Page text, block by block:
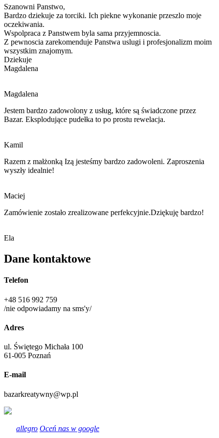
Szanowni Panstwo,
Bardzo dziekuje za torciki. Ich piekne wykonanie przeszlo moje
oczekiwania.
Wspolpraca z Panstwem byla sama przyjemnoscia.
Z pewnoscia zarekomenduje Panstwa uslugi i profesjonalizm moim
wszystkim znajomym.
Dziekuje
Magdalena
Magdalena
Jestem bardzo zadowolony z usług, które są świadczone przez
Bazar. Eksplodujące pudełka to po prostu rewelacja.
Kamil
Razem z małżonką Izą jesteśmy bardzo zadowoleni. Zaproszenia
wyszły idealnie!
Maciej
Zamówienie zostało zrealizowane perfekcyjnie.Dziękuję bardzo!
Ela
Dane kontaktowe
Telefon
+48 516 992 759
/nie odpowiadamy na sms'y/
Adres
ul. Świętego Michała 100
61-005 Poznań
E-mail
bazarkreatywny@wp.pl
allegro Oceń nas w google